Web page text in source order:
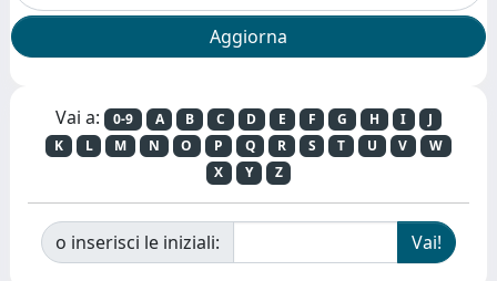
Vai a: 0-9 A B C D E F G H I
J
K
L M N O P Q R S T U V
W
X
Y Z
o inserisci le iniziali: